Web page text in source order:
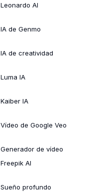
Leonardo AI
IA de Genmo
IA de creatividad
Luma IA
Kaiber IA
Vídeo de Google Veo
Generador de vídeo
Freepik AI
Sueño profundo